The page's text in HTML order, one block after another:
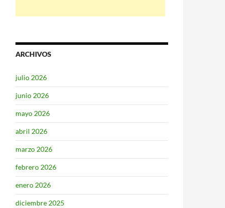
ARCHIVOS
julio 2026
junio 2026
mayo 2026
abril 2026
marzo 2026
febrero 2026
enero 2026
diciembre 2025